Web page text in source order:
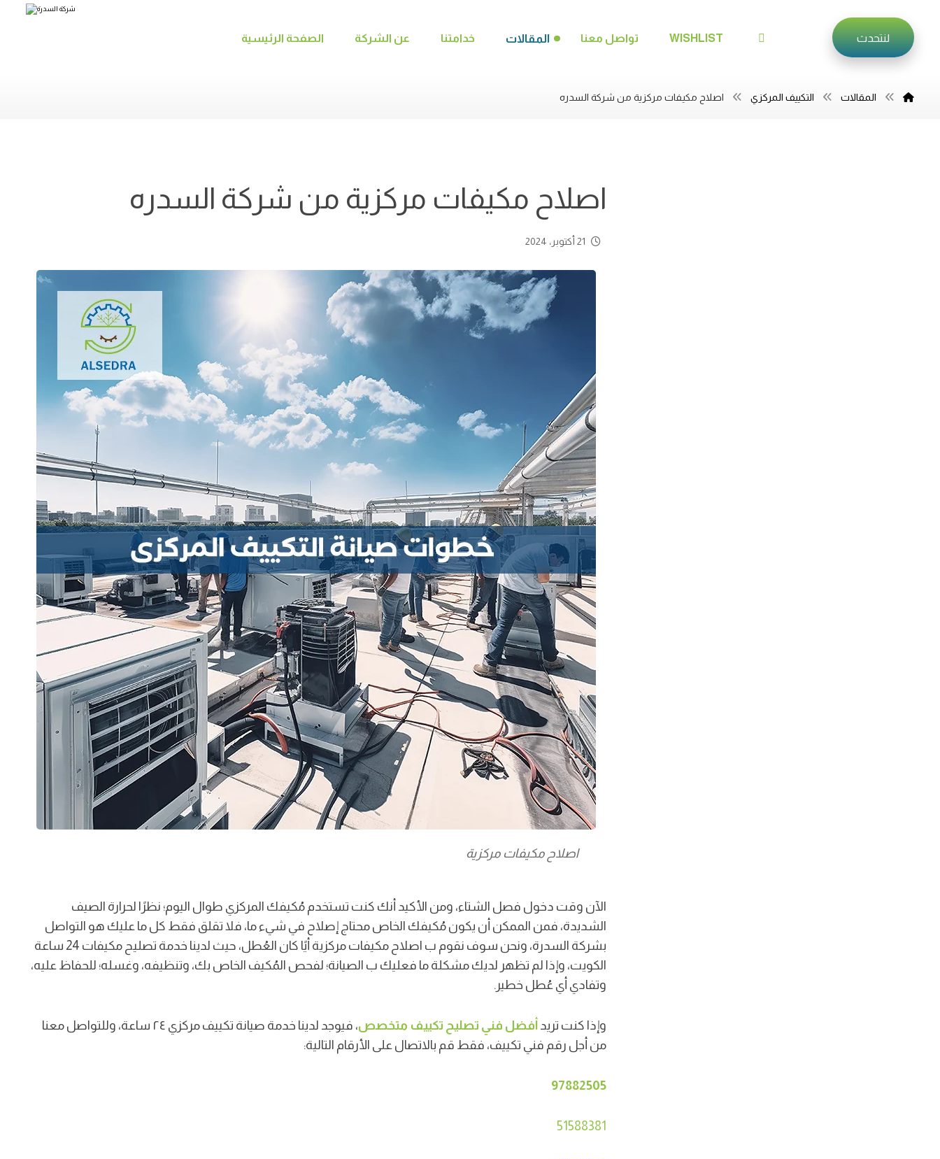
لنتحدث الصفحة الرئيسية عن الشركة خدامتنا المقالات تواصل معنا WISHLIST
المقالات التكييف المركزي اصلاح مكيفات مركزية من شركة السدره
اصلاح مكيفات مركزية من شركة السدره
21 أكتوبر، 2024
اصلاح مكيفات مركزية
الآن وقت دخول فصل الشتاء، ومن الأكيد أنك كنت تستخدم مُكيفك المركزي طوال اليوم؛ نظرًا لحرارة الصيف
الشديدة، فمن الممكن أن يكون مُكيفك الخاص محتاج إصلاح في شيء ما، فلا تقلق فقط كل ما عليك هو التواصل
بشركة السدرة،
ونحن سوف نقوم ب اصلاح مكيفات مركزية أيًا كان العُطل، حيث لدينا خدمة تصليح مكيفات 24 ساعة
الكويت، وإذا لم تظهر لديك مشكلة ما فعليك ب الصيانة؛ لفحص المُكيف الخاص بك، وتنظيفه، وغسله؛ للحفاظ عليه،
وتفادي أي عُطل خطير.
وإذا كنت تريد أفضل فني تصليح تكييف متخصص
، فيوجد لدينا خدمة صيانة تكييف مركزي ٢٤ ساعة، وللتواصل معنا
من أجل رقم فني تكييف، فقط قم بالاتصال على الأرقام التالية:
97882505
51588381